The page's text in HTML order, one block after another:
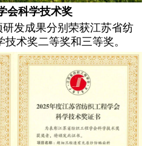
会科学技术奖
发成果分别荣获江苏省纺
术奖二等奖和三等奖。